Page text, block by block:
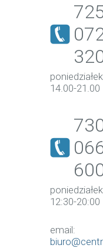
14.00-21.00
12:30-20:00
email: